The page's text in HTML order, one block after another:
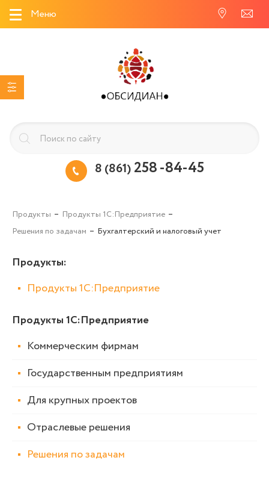
Меню
8 (861)258 -84-45
Продукты
Продукты 1С:Предприятие
Решения по задачам
Бухгалтерский и налоговый учет
Продукты:
Продукты 1С:Предприятие
Продукты 1С:Предприятие
Коммерческим фирмам
Государственным предприятиям
Для крупных проектов
Отраслевые решения
Решения по задачам